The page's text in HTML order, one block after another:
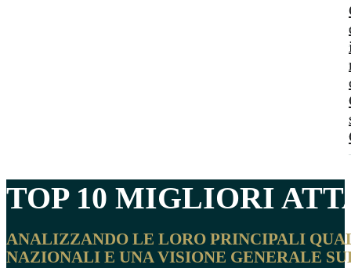
TOP 10 MIGLIORI
ANALIZZANDO LE LORO PRINCIPALI
NAZIONALI E UNA VISIONE GENERALE